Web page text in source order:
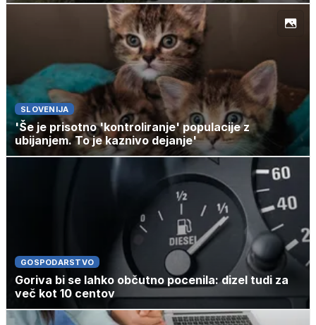
SLOVENIJA
'Še je prisotno 'kontroliranje' populacije z
ubijanjem. To je kaznivo dejanje'
GOSPODARSTVO
Goriva bi se lahko občutno pocenila: dizel tudi za
več kot 10 centov